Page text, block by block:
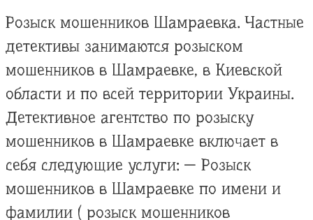
Розыск мошенников Шамраевка. Частные
детективы занимаются розыском
мошенников в Шамраевке, в Киевской
области и по всей территории Украины.
Детективное агентство по розыску
мошенников в Шамраевке включает в
себя следующие услуги: — Розыск
мошенников в Шамраевке по имени и
фамилии ( розыск мошенников